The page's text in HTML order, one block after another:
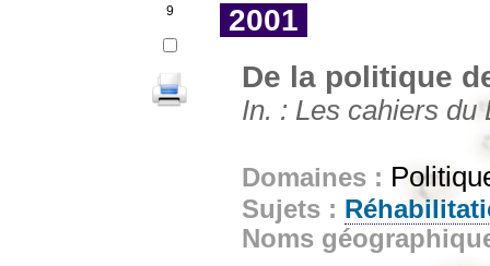
9
2001
De la politique
In. : Les cahiers du
Domaines :
Sujets :
Noms